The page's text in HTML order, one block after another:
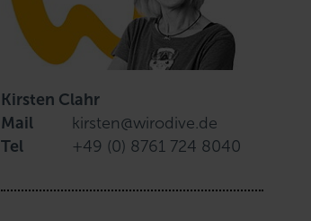
Kirsten Clahr
Mail
kirsten@wirodive.de
Tel
+49 (0) 8761 724 8040